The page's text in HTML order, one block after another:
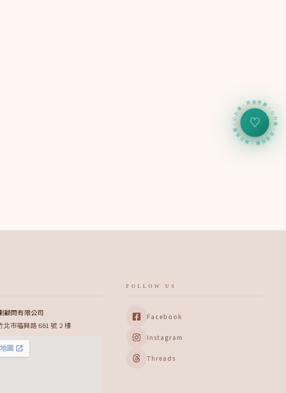
顧問有限公司
北市福興路 661 號 2 樓
FOLLOW US
Facebook
Instagram
Threads
心力儀・自我照顧・每日追蹤・心力儀・自我照
♡